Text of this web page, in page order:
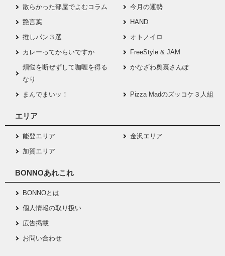
散らかった部屋でよむコラム
今月の運勢
艶言葉
HAND
推しパン３選
オトノイロ
カレーってからいですか
FreeStyle & JAM
煩悩を断ぜずして咖喱を得る
なり
かなざわ奥裏さんぽ
まんでまいッ！ Pizza Madのズッコケ３人組
エリア
能登エリア
金沢エリア
加賀エリア
BONNOあれこれ
BONNOとは
個人情報の取り扱い
広告掲載
お問い合わせ